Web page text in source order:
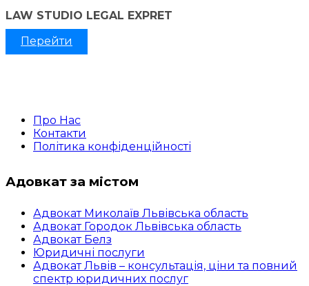
LAW STUDIO LEGAL EXPRET
Перейти
Про Нас
Контакти
Політика конфіденційності
Адовкат за містом
Адвокат Миколаїв Львівська область
Адвокат Городок Львівська область
Адвокат Белз
Юридичні послуги
Адвокат Львів – консультація, ціни та повний
спектр юридичних послуг